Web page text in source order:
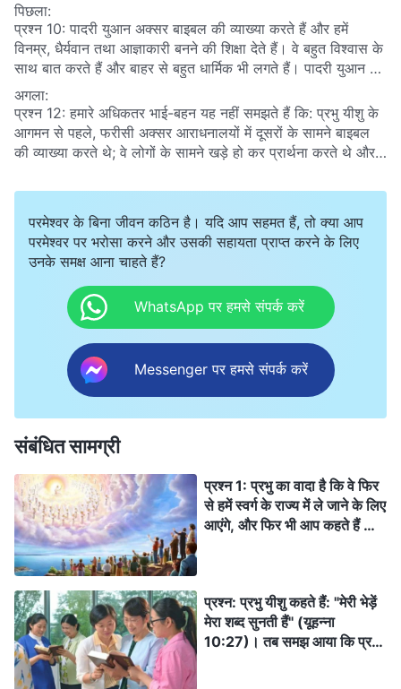
पिछला:
प्रश्न 10: पादरी युआन अक्सर बाइबल की व्याख्या करते हैं और हमें
विनम्र, धैर्यवान तथा आज्ञाकारी बनने की शिक्षा देते हैं। वे बहुत विश्वास के
साथ बात करते हैं और बाहर से बहुत धार्मिक भी लगते हैं। पादरी युआन ने
सर्वशक्तिमान परमेश्‍वर के अंत के दिनों के कार्य की आप लोगों की गवाही भी
हमारे साथ सुनी थी। वे ये भी मानते हैं कि सर्वशक्तिमान परमेश्‍वर का वचन
ही सत्य है, परंतु वो इसे स्वीकार क्यों नहीं करते? वे क्यों हर जगह अफवाहें
फैला रहे हैं और परमेश्‍वर के अंत के दिनों के कार्य की निंदा और प्रतिरोध
कर, लोगों को सर्वशक्तिमान परमेश्‍वर की ओर मुड़ने से रोक रहे हैं?
अगला:
प्रश्न 12: हमारे अधिकतर भाई-बहन यह नहीं समझते हैं कि: प्रभु यीशु के
आगमन से पहले, फरीसी अक्सर आराधनालयों में दूसरों के सामने बाइबल
की व्याख्या करते थे; वे लोगों के सामने खड़े हो कर प्रार्थना करते थे और
से बड़े श्रद्धालु दिखाई देते थे उन लोगों की तरह जो बाइबल से कभी
विश्वासघात नहीं करेंगे, परंतु, फरीसियों को प्रभु यीशु द्वारा शाप क्यों दिया
गया? उन्होंने परमेश्वर का किन तरीकों से विरोध किया? उन्होंने अपना
पाखंड किस प्रकार प्रदर्शित किया? उन पर परमेश्वर का कोप क्यों पड़ा?
परमेश्वर के बिना जीवन कठिन है। यदि आप सहमत हैं, तो क्या आप
परमेश्वर पर भरोसा करने और उसकी सहायता प्राप्त करने के लिए
उनके समक्ष आना चाहते हैं?
WhatsApp पर हमसे संपर्क करें
Messenger पर हमसे संपर्क करें
संबंधित सामग्री
प्रश्न 1: प्रभु का वादा है कि वे फिर
से हमें स्वर्ग के राज्य में ले जाने के लिए
आएंगे, और फिर भी आप कहते हैं कि
भविष्यवाणी करती है कि प्रभु सामर्थ्य
और महान महिमा के साथ बादलों पर
देहधारी होंगे। यह उस बात से काफ़ी
प्रश्न: प्रभु यीशु कहते हैं: "मेरी भेड़ें
मेरा शब्द सुनती हैं" (यूहन्ना
10:27)। तब समझ आया कि प्रभु